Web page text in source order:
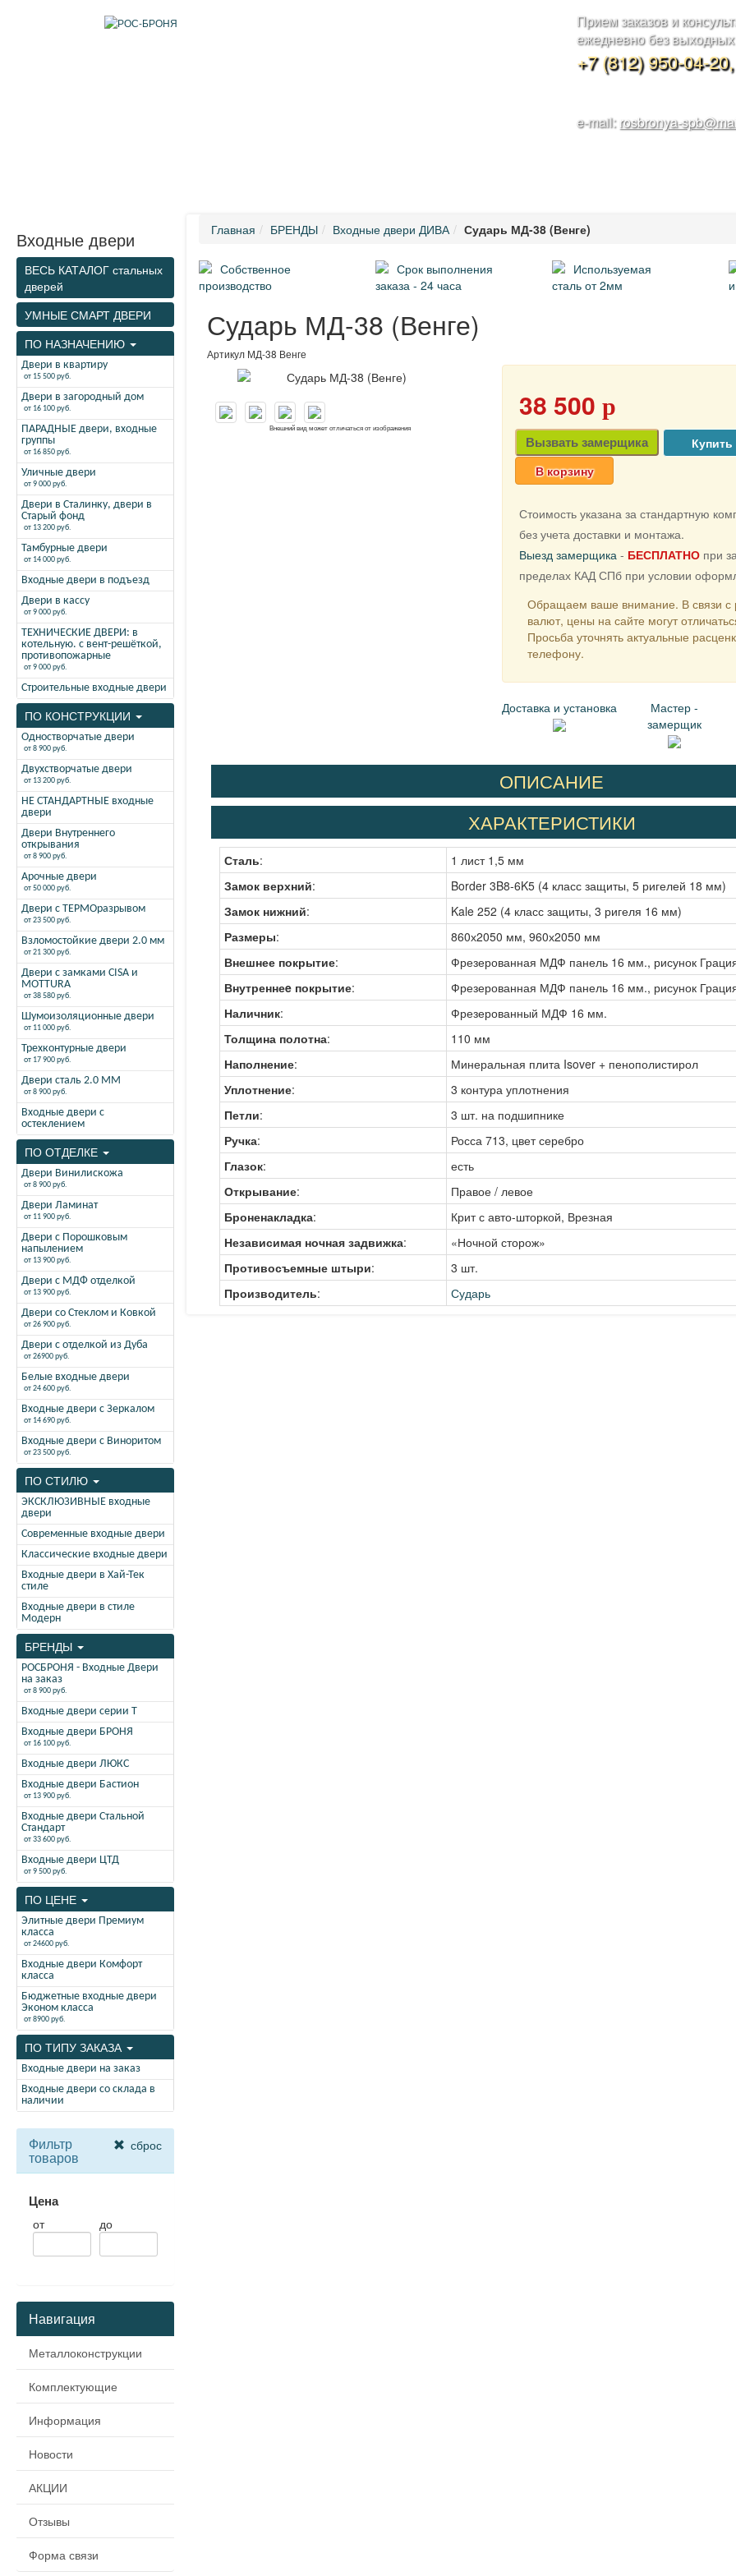
Прием заказов и
ежедневно без
+7 (812) 950-04-20,
e-mail: rosbronya-
Входные двери
ВЕСЬ КАТАЛОГ стальных
дверей
УМНЫЕ СМАРТ ДВЕРИ
ПО НАЗНАЧЕНИЮ
Двери в квартиру
от 15 500 руб.
Двери в загородный дом
от 16 100 руб.
ПАРАДНЫЕ двери, входные
группы
от 16 850 руб.
Уличные двери
от 9 000 руб.
Двери в Сталинку, двери в
Старый фонд
от 13 200 руб.
Тамбурные двери
от 14 000 руб.
Входные двери в подъезд
Двери в кассу
от 9 000 руб.
ТЕХНИЧЕСКИЕ ДВЕРИ: в
котельную. с вент-решёткой,
противопожарные
от 9 000 руб.
Строительные входные двери
ПО КОНСТРУКЦИИ
Одностворчатые двери
от 8 900 руб.
Двухстворчатые двери
от 13 200 руб.
НЕ СТАНДАРТНЫЕ входные
двери
Двери Внутреннего
открывания
от 8 900 руб.
Арочные двери
от 50 000 руб.
Двери с ТЕРМОразрывом
от 23 500 руб.
Взломостойкие двери 2.0 мм
от 21 300 руб.
Двери с замками CISA и
MOTTURA
от 38 580 руб.
Шумоизоляционные двери
от 11 000 руб.
Трехконтурные двери
от 17 900 руб.
Двери сталь 2.0 ММ
от 8 900 руб.
Входные двери с
остеклением
ПО ОТДЕЛКЕ
Двери Винилискожа
от 8 900 руб.
Двери Ламинат
от 11 900 руб.
Двери с Порошковым
напылением
от 13 900 руб.
Двери с МДФ отделкой
от 13 900 руб.
Двери со Стеклом и Ковкой
от 26 900 руб.
Двери с отделкой из Дуба
от 26900 руб.
Белые входные двери
от 24 600 руб.
Входные двери с Зеркалом
от 14 690 руб.
Входные двери с Виноритом
от 23 500 руб.
ПО СТИЛЮ
ЭКСКЛЮЗИВНЫЕ входные
двери
Современные входные двери
Классические входные двери
Входные двери в Хай-Тек
стиле
Входные двери в стиле
Модерн
БРЕНДЫ
РОСБРОНЯ - Входные Двери
на заказ
от 8 900 руб.
Входные двери серии Т
Входные двери БРОНЯ
от 16 100 руб.
Входные двери ЛЮКС
Входные двери Бастион
от 13 900 руб.
Входные двери Стальной
Стандарт
от 33 600 руб.
Входные двери ЦТД
от 9 500 руб.
ПО ЦЕНЕ
Элитные двери Премиум
класса
от 24600 руб.
Входные двери Комфорт
класса
Бюджетные входные двери
Эконом класса
от 8900 руб.
ПО ТИПУ ЗАКАЗА
Входные двери на заказ
Входные двери со склада в
наличии
сброс
Фильтр
товаров
Цена
от до
Навигация
Металлоконструкции
Комплектующие
Информация
Новости
АКЦИИ
Отзывы
Форма связи
Главная БРЕНДЫ Входные двери ДИВА Сударь МД-38 (Венге)
Собственное
производство
Срок выполнения
заказа - 24 часа
Используемая
сталь от 2мм
Сударь МД-38 (Венге)
Артикул МД-38 Венге
Внешний вид может отличаться от изображения
38 500p
Вызвать замерщика
В корзину
Стоимость указана за стандартную
без учета доставки и монтажа.
Выезд замерщика - БЕСПЛАТНО при
пределах КАД СПб при условии
Обращаем ваше внимание. В связи с
валют, цены на сайте могут
Просьба уточнять актуальные
телефону.
Доставка и установка
Мастер -
замерщик
ОПИСАНИЕ
ХАРАКТЕРИСТИКИ
Сталь:
1 лист 1,5 мм
Замок верхний:
Border 3B8-6K5 (4 класс защиты, 5 ригелей 18 мм)
Замок нижний:
Kale 252 (4 класс защиты, 3 ригеля 16 мм)
Размеры:
860х2050 мм, 960х2050 мм
Внешнее покрытие:
Фрезерованная МДФ панель 16 мм., рисунок
Внутреннеe покрытие:
Фрезерованная МДФ панель 16 мм., рисунок
Наличник:
Фрезерованный МДФ 16 мм.
Толщина полотна:
110 мм
Наполнение:
Минеральная плита Isover + пенополистирол
Уплотнение:
3 контура уплотнения
Петли:
3 шт. на подшипнике
Ручка:
Росса 713, цвет серебро
Глазок:
есть
Открывание:
Правое / левое
Броненакладка:
Крит с авто-шторкой, Врезная
Независимая ночная задвижка:
«Ночной сторож»
Противосъемные штыри:
3 шт.
Производитель: Сударь